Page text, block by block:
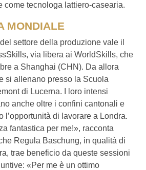
come tecnologa lattiero-casearia.
MONDIALE
settore della produzione vale il
via libera ai WorldSkills, che
a Shanghai (CHN). Da allora
si allenano presso la Scuola
di Lucerna. I loro intensi
anche oltre i confini cantonali e
l’opportunità di lavorare a Londra.
fantastica per me!», racconta
Regula Baschung, in qualità di
trae beneficio da queste sessioni
«Per me è un ottimo